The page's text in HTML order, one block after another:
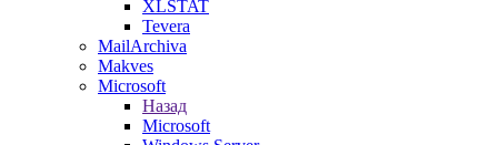
XLSTAT
Tevera
MailArchiva
Makves
Microsoft
Назад
Microsoft